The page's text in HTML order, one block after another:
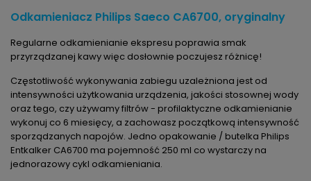
Odkamieniacz Philips Saeco CA6700, oryginalny
Regularne odkamienianie ekspresu poprawia smak
przyrządzanej kawy więc dosłownie poczujesz różnicę!
Częstotliwość wykonywania zabiegu uzależniona jest od
intensywności użytkowania urządzenia, jakości stosownej wody
oraz tego, czy używamy filtrów - profilaktyczne odkamienianie
wykonuj co 6 miesięcy, a zachowasz początkową intensywność
sporządzanych napojów. Jedno opakowanie / butelka Philips
Entkalker CA6700 ma pojemność 250 ml co wystarczy na
jednorazowy cykl odkamieniania.